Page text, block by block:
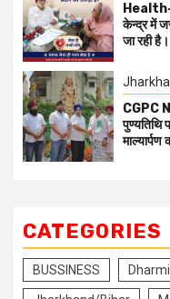
Health-
केन्द्र में
जा रही है।
CGPC
पुण्यतिथि
CATEGORIES
BUSSINESS